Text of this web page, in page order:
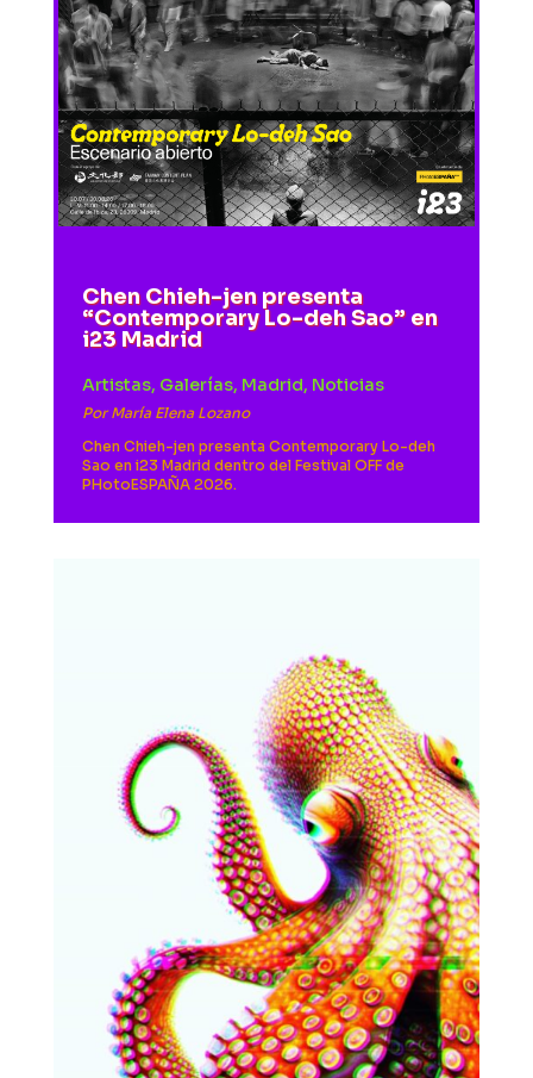
Chen Chieh-jen presenta
“Contemporary Lo-deh Sao” en
i23 Madrid
Artistas, Galerías, Madrid, Noticias
PorMaría Elena Lozano
Chen Chieh-jen presenta Contemporary Lo-deh
Sao en i23 Madrid dentro del Festival OFF de
PHotoESPAÑA 2026.